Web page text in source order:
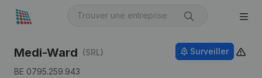
Medi-Ward (SRL)
BE 0795.259.943
Surveiller